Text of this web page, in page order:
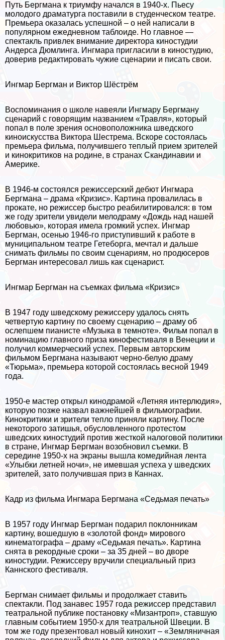
Путь Бергмана к триумфу начался в 1940-х. Пьесу
молодого драматурга поставили в студенческом театре.
Премьера оказалась успешной – о ней написали в
популярном ежедневном таблоиде. Но главное —
спектакль привлек внимание директора киностудии
Андерса Дюмлинга. Ингмара пригласили в киностудию,
доверив редактировать чужие сценарии и писать свои.
Ингмар Бергман и Виктор Шёстрём
Воспоминания о школе навеяли Ингмару Бергману
сценарий с говорящим названием «Травля», который
попал в поле зрения основоположника шведского
киноискусства Виктора Шестрема. Вскоре состоялась
премьера фильма, получившего теплый прием зрителей
и кинокритиков на родине, в странах Скандинавии и
Америке.
В 1946-м состоялся режиссерский дебют Ингмара
Бергмана – драма «Кризис». Картина провалилась в
прокате, но режиссер быстро реабилитировался: в том
же году зрители увидели мелодраму «Дождь над нашей
любовью», которая имела громкий успех. Ингмар
Бергман, осенью 1946-го приступивший к работе в
муниципальном театре Гетеборга, мечтал и дальше
снимать фильмы по своим сценариям, но продюсеров
Бергман интересовал лишь как сценарист.
Ингмар Бергман на съемках фильма «Кризис»
В 1947 году шведскому режиссеру удалось снять
четвертую картину по своему сценарию – драму об
ослепшем пианисте «Музыка в темноте». Фильм попал в
номинацию главного приза кинофестиваля в Венеции и
получил коммерческий успех. Первым авторским
фильмом Бергмана называют черно-белую драму
«Тюрьма», премьера которой состоялась весной 1949
года.
1950-е мастер открыл кинодрамой «Летняя интерлюдия»,
которую позже назвал важнейшей в фильмографии.
Кинокритики и зрители тепло приняли картину. После
некоторого затишья, обусловленного протестом
шведских киностудий против жесткой налоговой политики
в стране, Ингмар Бергман возобновил съемки. В
середине 1950-х на экраны вышла комедийная лента
«Улыбки летней ночи», не имевшая успеха у шведских
зрителей, зато получившая приз в Каннах.
Кадр из фильма Ингмара Бергмана «Седьмая печать»
В 1957 году Ингмар Бергман подарил поклонникам
картину, вошедшую в «золотой фонд» мирового
кинематографа – драму «Седьмая печать». Картина
снята в рекордные сроки – за 35 дней – во дворе
киностудии. Режиссеру вручили специальный приз
Каннского фестиваля.
Бергман снимает фильмы и продолжает ставить
спектакли. Под занавес 1957 года режиссер представил
театральной публике постановку «Мизантроп», ставшую
главным событием 1950-х для театральной Швеции. В
том же году презентовал новый кинохит – «Земляничная